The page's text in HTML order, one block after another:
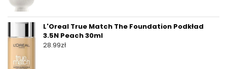
L'Oreal True Match The Foundation Podkład
3.5N Peach 30ml
28.99zł